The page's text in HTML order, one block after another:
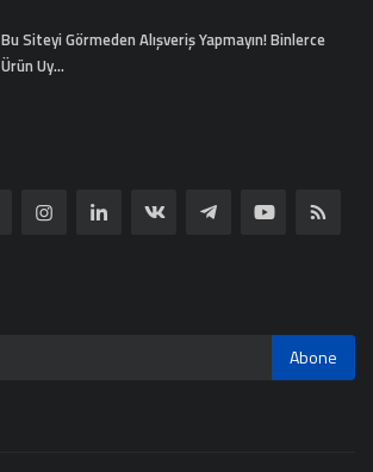
Bu Siteyi Görmeden Alışveriş Yapmayın! Binlerce
Ürün Uy...
Abone